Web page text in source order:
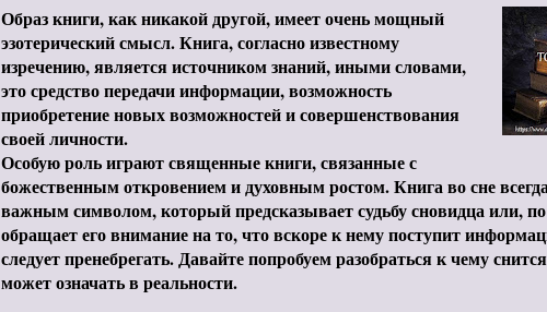
Образ книги, как никакой другой, имеет очень мощный
эзотерический смысл. Книга, согласно известному
изречению, является источником знаний, иными словами,
это средство передачи информации, возможность
приобретение новых возможностей и совершенствования
своей личности.
Особую роль играют священные книги, связанные с
божественным откровением и духовным ростом. Книга во сне
важным символом, который предсказывает судьбу сновидца или,
обращает его внимание на то, что вскоре к нему поступит
следует пренебрегать. Давайте попробуем разобраться к чему
может означать в реальности.